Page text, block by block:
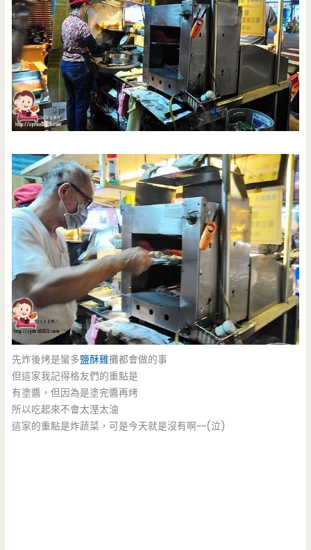
先炸後烤是蠻多鹽酥雞攤都會做的事
但這家我記得格友們的重點是
有塗醬，但因為是塗完醬再烤
所以吃起來不會太溼太油
這家的重點是炸蔬菜，可是今天就是沒有啊~~(泣)